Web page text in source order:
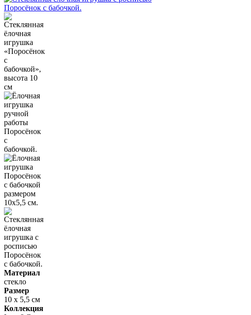
Материал
стекло
Размер
10 х 5,5 см
Коллекция